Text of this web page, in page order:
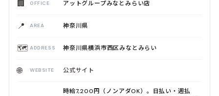
🏢 OFFICE アットグループみなとみらい店
📍 AREA 神奈川県
🗺️ ADDRESS 神奈川県横浜市西区みなとみらい
🌐 WEBSITE 公式サイト
時給7,200円（ノンアダOK）。日払い・週払